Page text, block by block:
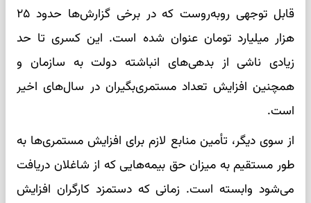
قابل توجهی روبه‌روست که در برخی گزارش‌ها حدود ۲۵
هزار میلیارد تومان عنوان شده است. این کسری تا حد
زیادی ناشی از بدهی‌های انباشته دولت به سازمان و
همچنین افزایش تعداد مستمری‌بگیران در سال‌های اخیر
است.
از سوی دیگر، تأمین منابع لازم برای افزایش مستمری‌ها به
طور مستقیم به میزان حق بیمه‌هایی که از شاغلان دریافت
می‌شود وابسته است. زمانی که دستمزد کارگران افزایش